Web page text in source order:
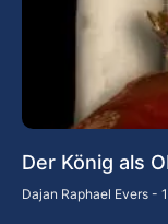
Der König als
Dajan Raphael Evers